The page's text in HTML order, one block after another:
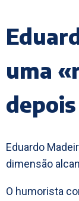
uma
Eduardo
dimensão
O humorista